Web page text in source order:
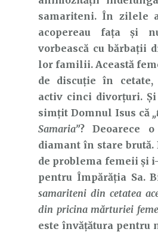
samariteni. În zilele
acopereau fața și
vorbească cu bărbații
lor familii. Această
de discuție în cetate,
activ cinci divorțuri.
simțit Domnul Isus că
Samaria”? Deoarece
diamant în stare brută.
de problema femeii și
pentru Împărăția Sa.
samariteni din cetatea
din pricina mărturiei
este învățătura pentru